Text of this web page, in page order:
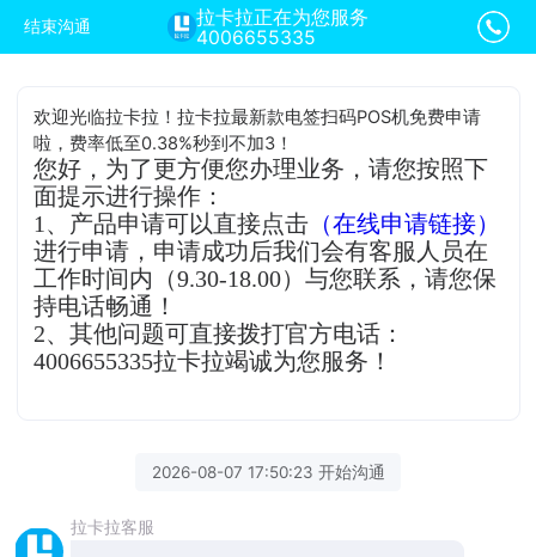
结束沟通
拉卡拉正在为您服务
4006655335
欢迎光临拉卡拉！拉卡拉最新款电签扫码POS机免费申请
啦，费率低至0.38%秒到不加3！
您好，为了更方便您办理业务，请您按照下
面提示进行操作：
1、产品申请可以直接点击 （在线申请链接）
进行申请，申请成功后我们会有客服人员在
工作时间内（9.30-18.00）与您联系，请您保
持电话畅通！
2、其他问题可直接拨打官方电话：
4006655335拉卡拉竭诚为您服务！
2026-08-07 17:50:23 开始沟通
拉卡拉客服